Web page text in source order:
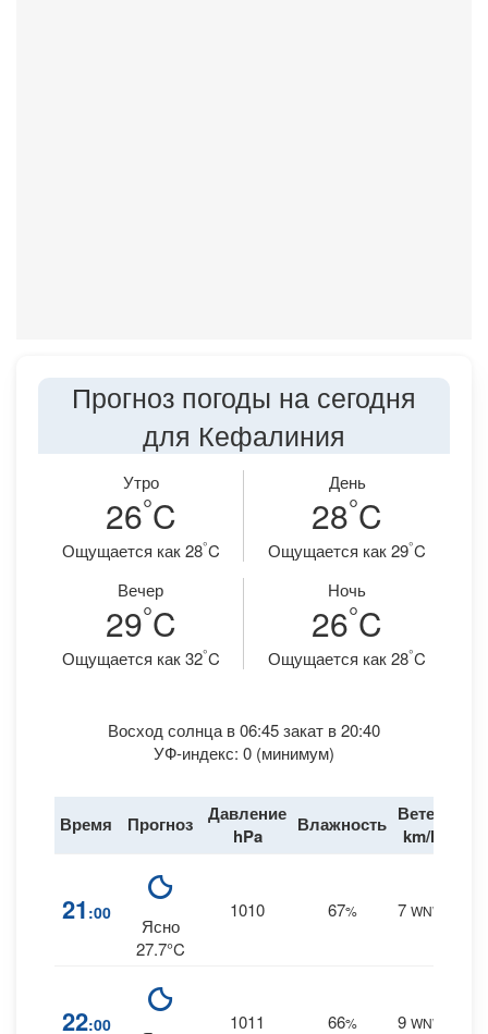
Прогноз погоды на сегодня
для Кефалиния
Утро
26°C
Ощущается как 28°C
День
28°C
Ощущается как 29°C
Вечер
29°C
Ощущается как 32°C
Ночь
26°C
Ощущается как 28°C
Восход солнца в 06:45 закат в 20:40
УФ-индекс: 0 (минимум)
Время Прогноз
Давление
hPa
Влажность Ветер
km/h
21 :00
Ясно
27.7°C
1010 67% 7 WNW
22:00 1011 66% 9 WNW